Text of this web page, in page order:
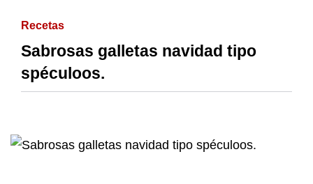
Recetas
Sabrosas galletas navidad tipo
spéculoos.